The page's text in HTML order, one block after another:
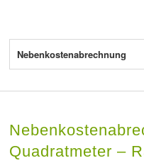
Nebenkostenabrechnung
Quadratmeter –